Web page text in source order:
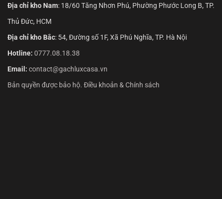
Địa chỉ kho Nam: 18/60 Tăng Nhơn Phú, Phường Phước Long B, TP.
Thủ Đức, HCM
Địa chỉ kho Bắc: 54, Đường số 1F, Xã Phú Nghĩa, TP. Hà Nội
Hotline: 0777.08.18.38
Email: contact@gachluxcasa.vn
Bản quyền được bảo hộ. Điều khoản & Chính sách